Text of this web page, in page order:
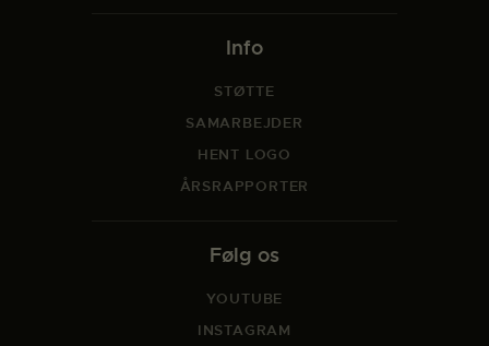
Info
STØTTE
SAMARBEJDER
HENT LOGO
ÅRSRAPPORTER
Følg os
YOUTUBE
INSTAGRAM